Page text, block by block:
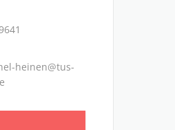
heinen@tus-